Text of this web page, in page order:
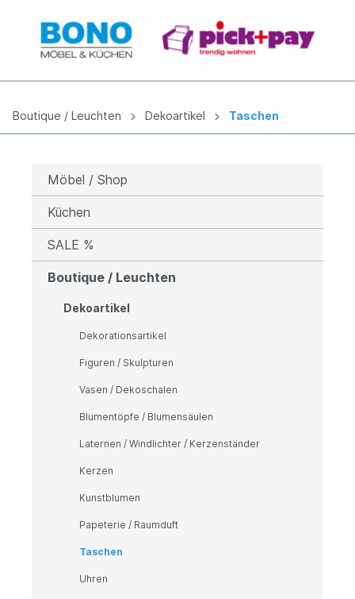
Boutique / Leuchten Dekoartikel Taschen
Möbel / Shop
Küchen
SALE %
Boutique / Leuchten
Dekoartikel
Dekorationsartikel
Figuren / Skulpturen
Vasen / Dekoschalen
Blumentöpfe / Blumensäulen
Laternen / Windlichter / Kerzenständer
Kerzen
Kunstblumen
Papeterie / Raumduft
Taschen
Uhren